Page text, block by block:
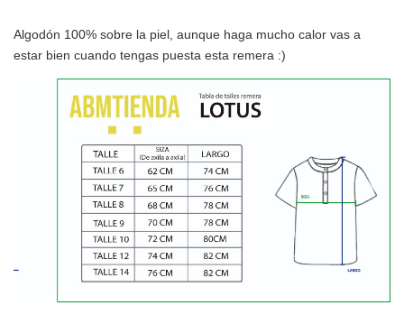
Algodón 100% sobre la piel, aunque haga mucho calor vas a
estar bien cuando tengas puesta esta remera :)